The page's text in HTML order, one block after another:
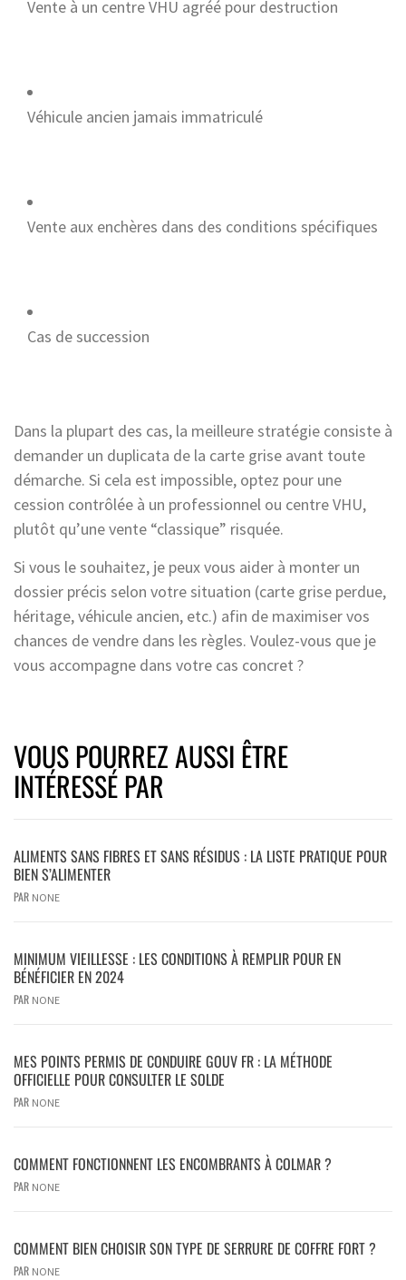
Vente à un centre VHU agréé pour destruction
Véhicule ancien jamais immatriculé
Vente aux enchères dans des conditions spécifiques
Cas de succession
Dans la plupart des cas, la meilleure stratégie consiste à
demander un duplicata de la carte grise avant toute
démarche. Si cela est impossible, optez pour une
cession contrôlée à un professionnel ou centre VHU,
plutôt qu’une vente “classique” risquée.
Si vous le souhaitez, je peux vous aider à monter un
dossier précis selon votre situation (carte grise perdue,
héritage, véhicule ancien, etc.) afin de maximiser vos
chances de vendre dans les règles. Voulez-vous que je
vous accompagne dans votre cas concret ?
VOUS POURREZ AUSSI ÊTRE
INTÉRESSÉ PAR
ALIMENTS SANS FIBRES ET SANS RÉSIDUS : LA LISTE PRATIQUE POUR
BIEN S’ALIMENTER
PAR NONE
MINIMUM VIEILLESSE : LES CONDITIONS À REMPLIR POUR EN
BÉNÉFICIER EN 2024
PAR NONE
MES POINTS PERMIS DE CONDUIRE GOUV FR : LA MÉTHODE
OFFICIELLE POUR CONSULTER LE SOLDE
PAR NONE
COMMENT FONCTIONNENT LES ENCOMBRANTS À COLMAR ?
PAR NONE
COMMENT BIEN CHOISIR SON TYPE DE SERRURE DE COFFRE FORT ?
PAR NONE